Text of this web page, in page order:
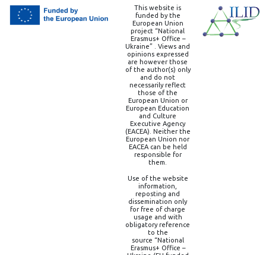
This website is
funded by the
European Union
project “National
Erasmus+ Office –
Ukraine” . Views and
opinions expressed
are however those
of the author(s) only
and do not
necessarily reflect
those of the
European Union or
European Education
and Culture
Executive Agency
(EACEA). Neither the
European Union nor
EACEA can be held
responsible for
them.
Use of the website
information,
reposting and
dissemination only
for free of charge
usage and with
obligatory reference
to the
source “National
Erasmus+ Office –